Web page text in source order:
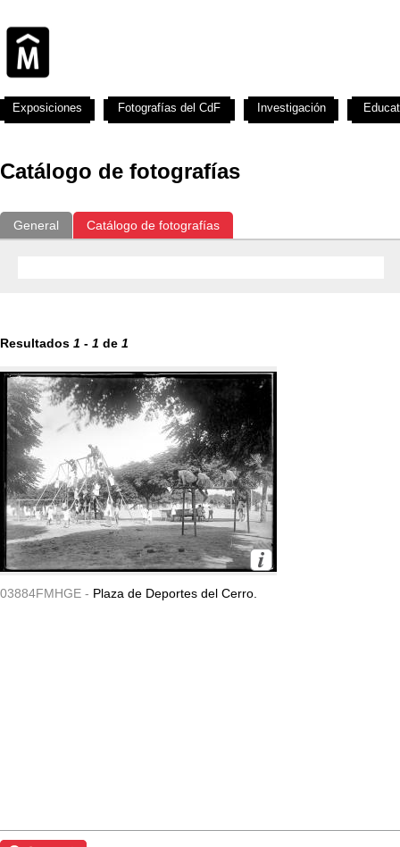
Catálogo de fotografías
General Catálogo de fotografías
Resultados 1 - 1 de 1
03884FMHGE - Plaza de Deportes del Cerro.
Exposiciones Fotografías del CdF Investigación